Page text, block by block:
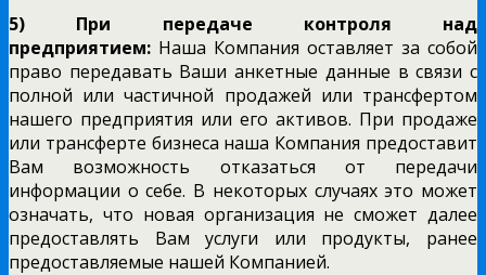
5) При передаче контроля над
предприятием: Наша Компания оставляет за собой
право передавать Ваши анкетные данные в связи с
полной или частичной продажей или трансфертом
нашего предприятия или его активов. При продаже
или трансферте бизнеса наша Компания предоставит
Вам возможность отказаться от передачи
информации о себе. В некоторых случаях это может
означать, что новая организация не сможет далее
предоставлять Вам услуги или продукты, ранее
предоставляемые нашей Компанией.